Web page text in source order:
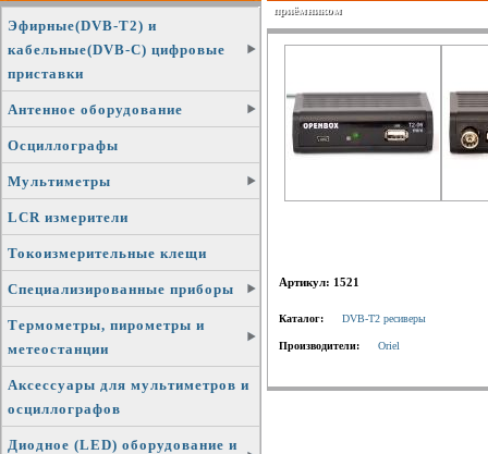
Эфирные(DVB-T2) и
кабельные(DVB-C) цифровые
приставки
Антенное оборудование
Осциллографы
Мультиметры
LCR измерители
Токоизмерительные клещи
Специализированные приборы
Термометры, пирометры и
метеостанции
Аксессуары для мультиметров и
осциллографов
Диодное (LED) оборудование и
приёмником
Артикул: 1521
Каталог: DVB-T2 ресиверы
Производители: Oriel